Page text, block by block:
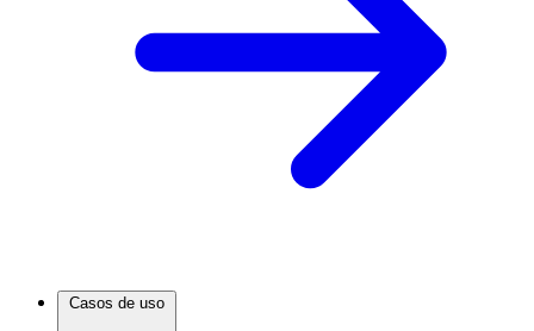
Casos de uso